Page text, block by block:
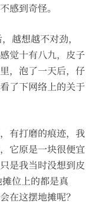
感到奇怪。
越想越不对劲，
觉十有八九，皮子
，泡了一天后，仔
了下网络上的关于
有打磨的痕迹，我
它原是一块很便宜
是我当时没想到皮
位上的都是真
在这摆地摊呢？